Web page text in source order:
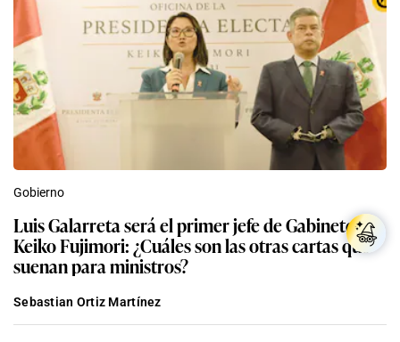
Gobierno
Luis Galarreta será el primer jefe de Gabinete de
Keiko Fujimori: ¿Cuáles son las otras cartas que
suenan para ministros?
Sebastian Ortiz Martínez